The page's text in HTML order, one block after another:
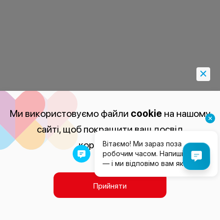
Ми використовуємо файли cookie на нашому
сайті, щоб покращити ваш досвід
користування.
Прийняти